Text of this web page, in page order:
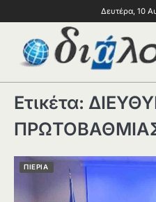
Δευτέρα, 10
Ετικέτα:
ΠΙΕΡΙΑ